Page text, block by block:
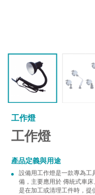
工作燈
工作燈
產品定義與用途
設備用工作燈是一款專為工
備，主要應用於 傳統式車
是在加工或清理工件時，提